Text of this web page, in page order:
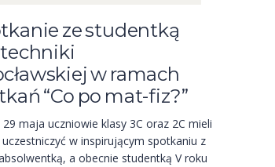
ze studentką
w ramach
“Co po mat-fiz?”
29 maja uczniowie klasy 3C oraz 2C mieli
w inspirującym spotkaniu z
a obecnie studentką V roku